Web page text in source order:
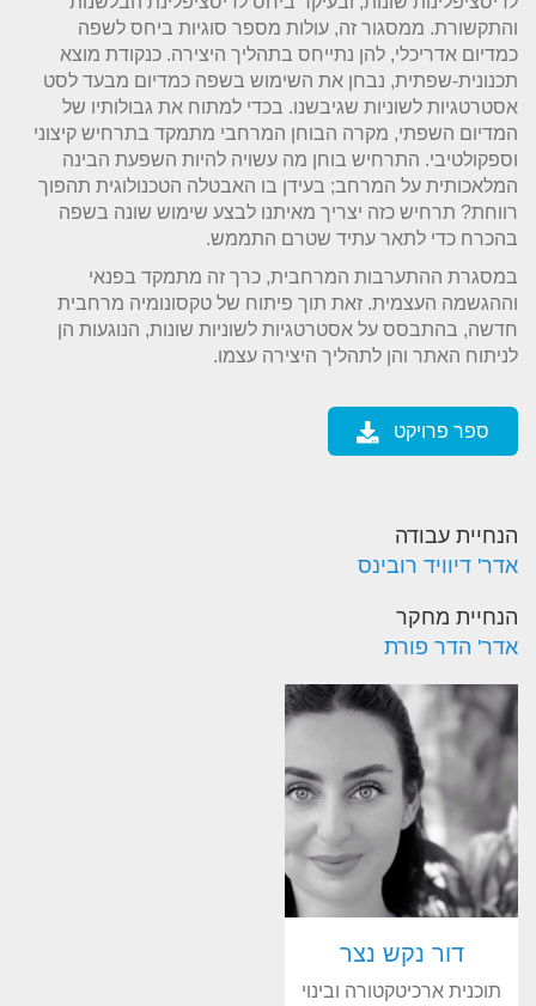
והתקשורת. ממסגור זה, עולות מספר סוגיות ביחס לשפה
כמדיום אדריכלי, להן נתייחס בתהליך היצירה. כנקודת מוצא
תכנונית-שפתית, נבחן את השימוש בשפה כמדיום מבעד לסט
אסטרטגיות לשוניות שגיבשנו. בכדי למתוח את גבולותיו של
המדיום השפתי, מקרה הבוחן המרחבי מתמקד בתרחיש קיצוני
וספקולטיבי. התרחיש בוחן מה עשויה להיות השפעת הבינה
המלאכותית על המרחב; בעידן בו האבטלה הטכנולוגית תהפוך
רווחת? תרחיש כזה יצריך מאיתנו לבצע שימוש שונה בשפה
בהכרח כדי לתאר עתיד שטרם התממש.
במסגרת ההתערבות המרחבית, כרך זה מתמקד בפנאי
וההגשמה העצמית. זאת תוך פיתוח של טקסונומיה מרחבית
חדשה, בהתבסס על אסטרטגיות לשוניות שונות, הנוגעות הן
לניתוח האתר והן לתהליך היצירה עצמו.
ספר פרויקט
הנחיית עבודה
אדר' דיוויד רובינס
הנחיית מחקר
אדר' הדר פורת
דור נקש נצר
תוכנית ארכיטקטורה ובינוי